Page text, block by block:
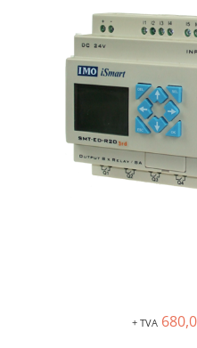
Terminale programabile (
Text Panel
Touch Panel / HMI
Inregistratoare
Solutii industriale Ethernet
Router si switch-uri industriale
Afisoare digitale
Actionari electrice si de
+ TVA